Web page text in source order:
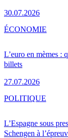
30.07.2026
L’euro en mèmes :
billets
27.07.2026
ÉCONOMIE
L’Espagne sous
Schengen à
POLITIQUE